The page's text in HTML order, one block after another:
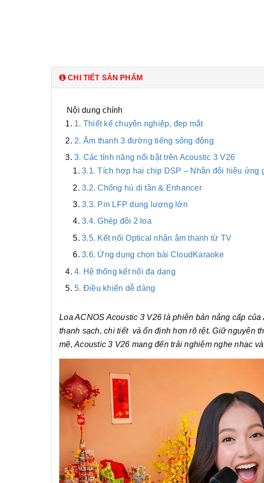
CHI TIẾT SẢN PHẨM
Nội dung chính
1. Thiết kế chuyên nghiệp, đẹp mắt
2. Âm thanh 3 đường tiếng sống động
3. Các tính năng nổi bật trên Acoustic 3 V26
3.1. Tích hợp hai chip DSP – Nhân đôi hiệu ứng
3.2. Chống hú di tần & Enhancer
3.3. Pin LFP dung lượng lớn
3.4. Ghép đôi 2 loa
3.5. Kết nối Optical nhận âm thanh từ TV
3.6. Ứng dụng chọn bài CloudKaraoke
4. Hệ thống kết nối đa dạng
5. Điều khiển dễ dàng
Loa ACNOS Acoustic 3 V26 là phiên bản nâng cấp
thanh sạch, chi tiết và ổn định hơn rõ rệt. Giữ nguyên
mẽ, Acoustic 3 V26 mang đến trải nghiệm nghe nhạc